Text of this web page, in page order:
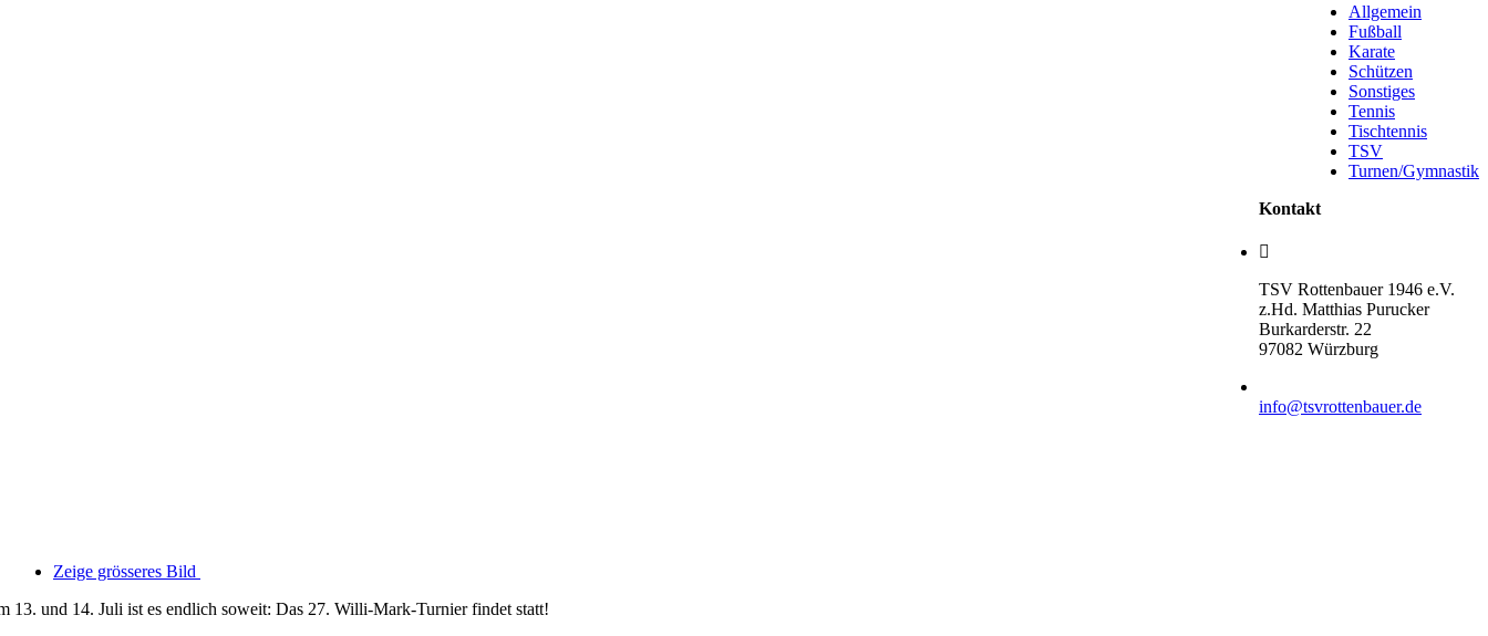
Zeige grösseres Bild
13. und 14. Juli ist es endlich soweit: Das 27. Willi-Mark-Turnier findet statt!
Allgemein
Fußball
Karate
Schützen
Sonstiges
Tennis
Tischtennis
TSV
Turnen/Gymnastik
Kontakt
TSV Rottenbauer 1946 e.V.
z.Hd. Matthias Purucker
Burkarderstr. 22
97082 Würzburg
info@tsvrottenbauer.de